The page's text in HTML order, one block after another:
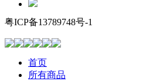
粤ICP备13789748号-1
首页
所有商品